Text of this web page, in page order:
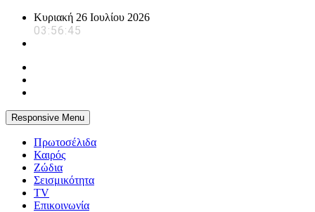
Skip
content
Κυριακή 26 Ιουλίου 2026
03:56:45
Responsive Menu
Πρωτοσέλιδα
Καιρός
Ζώδια
Σεισμικότητα
TV
Επικοινωνία